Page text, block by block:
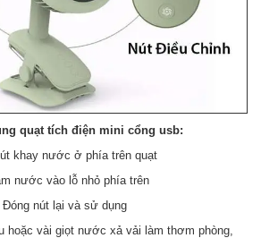
quạt tích điện mini cổng usb:
khay nước ở phía trên quạt
nước vào lỗ nhỏ phía trên
Đóng nút lại và sử dụng
hoặc vài giọt nước xả vải làm thơm phòng,